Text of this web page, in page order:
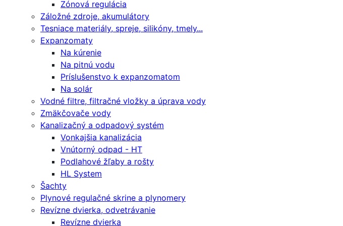
Zónová regulácia
Záložné zdroje, akumulátory
Tesniace materiály, spreje, silikóny, tmely...
Expanzomaty
Na kúrenie
Na pitnú vodu
Príslušenstvo k expanzomatom
Na solár
Vodné filtre, filtračné vložky a úprava vody
Zmäkčovače vody
Kanalizačný a odpadový systém
Vonkajšia kanalizácia
Vnútorný odpad - HT
Podlahové žľaby a rošty
HL System
Šachty
Plynové regulačné skrine a plynomery
Revízne dvierka, odvetrávanie
Revízne dvierka